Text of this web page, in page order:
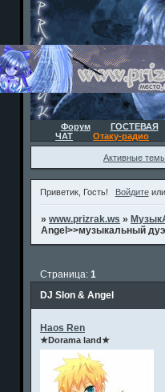
Форум ГОСТЕВАЯ
ЧАТ
Отаку-радио
Активные темы
Приветик, Гость! Войдитеили
»www.prizrak.ws »
Angel>>музыкальный
DJ Slon & Angel
Страница:1
Haos Ren
★Dorama land★